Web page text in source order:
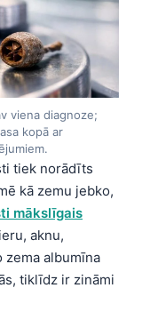
viena diagnoze;
kopā ar
tiek norādīts
kā zemu jebko,
mākslīgais
aknu,
zema albumīna
tiklīdz ir zināmi